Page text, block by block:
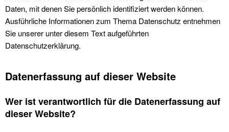
Daten, mit denen Sie persönlich identifiziert werden können.
Ausführliche Informationen zum Thema Datenschutz entnehmen
Sie unserer unter diesem Text aufgeführten
Datenschutzerklärung.
Datenerfassung auf dieser Website
Wer ist verantwortlich für die Datenerfassung auf
dieser Website?